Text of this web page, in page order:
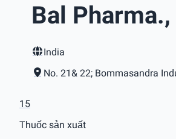
Bal
India
No. 21& 22; Bommasandra
15
Thuốc sản xuất